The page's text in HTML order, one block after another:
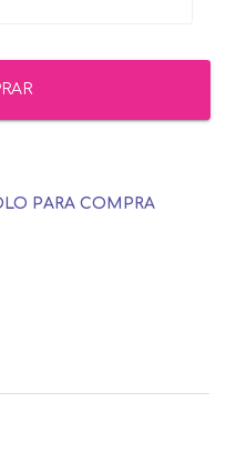
PARA COMPRA